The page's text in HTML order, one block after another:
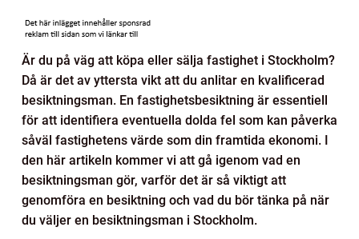
Är du på väg att köpa eller sälja fastighet i Stockholm?
Då är det av yttersta vikt att du anlitar en kvalificerad
besiktningsman. En fastighetsbesiktning är essentiell
för att identifiera eventuella dolda fel som kan påverka
såväl fastighetens värde som din framtida ekonomi. I
den här artikeln kommer vi att gå igenom vad en
besiktningsman gör, varför det är så viktigt att
genomföra en besiktning och vad du bör tänka på när
du väljer en besiktningsman i Stockholm.